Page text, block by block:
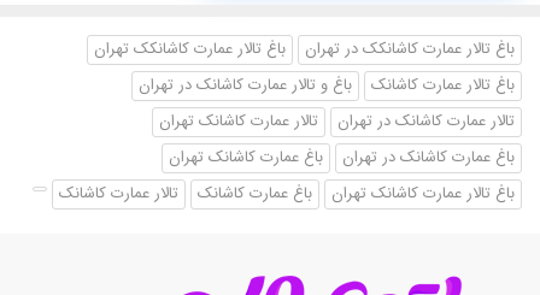
باغ تالار عمارت کاشانکک در تهران
باغ تالار عمارت کاشانکک تهران
باغ تالار عمارت کاشانک
باغ و تالار عمارت کاشانک در تهران
تالار عمارت کاشانک در تهران
تالار عمارت کاشانک تهران
باغ عمارت کاشانک در تهران
باغ عمارت کاشانک تهران
باغ تالار عمارت کاشانک تهران
باغ عمارت کاشانک تالار عمارت کاشانک